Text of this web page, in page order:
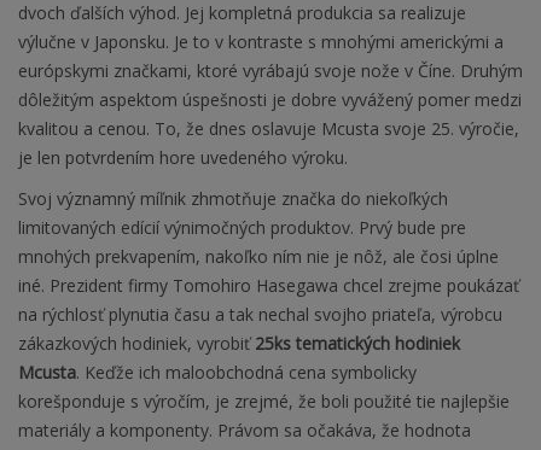
dvoch ďalších výhod. Jej kompletná produkcia sa realizuje
výlučne v Japonsku. Je to v kontraste s mnohými americkými a
európskymi značkami, ktoré vyrábajú svoje nože v Číne. Druhým
dôležitým aspektom úspešnosti je dobre vyvážený pomer medzi
kvalitou a cenou. To, že dnes oslavuje Mcusta svoje 25. výročie,
je len potvrdením hore uvedeného výroku.
Svoj významný míľnik zhmotňuje značka do niekoľkých
limitovaných edícií výnimočných produktov. Prvý bude pre
mnohých prekvapením, nakoľko ním nie je nôž, ale čosi úplne
iné. Prezident firmy Tomohiro Hasegawa chcel zrejme poukázať
na rýchlosť plynutia času a tak nechal svojho priateľa, výrobcu
zákazkových hodiniek, vyrobiť 25ks tematických hodiniek
Mcusta. Keďže ich maloobchodná cena symbolicky
korešponduje s výročím, je zrejmé, že boli použité tie najlepšie
materiály a komponenty. Právom sa očakáva, že hodnota